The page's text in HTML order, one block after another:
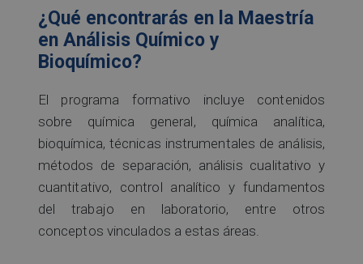
¿Qué encontrarás en la Maestría
en Análisis Químico y
Bioquímico?
El programa formativo incluye contenidos
sobre química general, química analítica,
bioquímica, técnicas instrumentales de análisis,
métodos de separación, análisis cualitativo y
cuantitativo, control analítico y fundamentos
del trabajo en laboratorio, entre otros
conceptos vinculados a estas áreas.